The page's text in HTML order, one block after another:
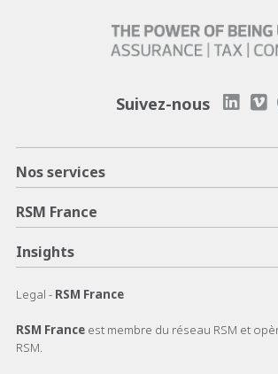
Suivez-nous
Nos services
RSM France
Insights
Legal - RSM France
RSM France est membre du réseau RSM et
RSM.